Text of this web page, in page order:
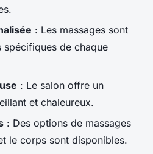
: Les massages sont
spécifiques de chaque
: Le salon offre un
et chaleureux.
: Des options de massages
le corps sont disponibles.